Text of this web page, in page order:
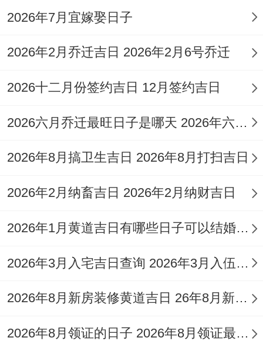
保持心境平与...吉时可选在正午11点至13点
避免过热。
相关传统习俗与风水原则
迎接新生命;尤其是在非常指定的吉日，有许
福运。
布置婴房:传统上婴房的位置选择非常讲
位也在北方。
婴儿床应尽量减少摆放在住宅的正北方位;以
免冲撞，可选择东方（标记新生）或东南方
可选择在吉日进行「安床」仪式；寓意宝宝
2026年7月宜嫁娶日子
2026年2月乔迁吉日 2026年2月6号乔迁
2026十二月份签约吉日 12月签约吉日
2026六月乔迁最旺日子是哪天 2026年六月乔迁之喜黄道吉日
2026年8月搞卫生吉日 2026年8月打扫吉日
2026年2月纳畜吉日 2026年2月纳财吉日
2026年1月黄道吉日有哪些日子可以结婚 2026年1月黄道吉日一览表
2026年3月入宅吉日查询 2026年3月入伍什么时候可以考军校
2026年8月新房装修黄道吉日 26年8月新房装修吉日
2026年8月领证的日子 2026年8月领证最佳日期